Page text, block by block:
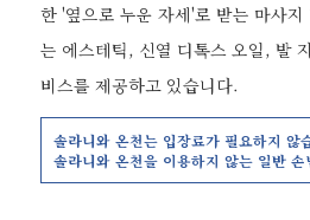
한 '옆으로 누운 자세'로 받는 마사지
는 에스테틱, 신열 디톡스 오일, 발
비스를 제공하고 있습니다.
솔라니와 온천는 입장료가 필요하지 않
솔라니와 온천을 이용하지 않는 일반 손